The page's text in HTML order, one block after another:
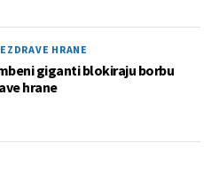
HRANE
giganti blokiraju borbu
hrane